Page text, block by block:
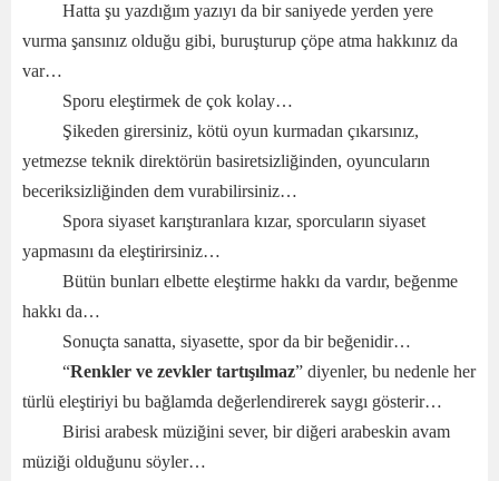
Hatta şu yazdığım yazıyı da bir saniyede yerden yere
vurma şansınız olduğu gibi, buruşturup çöpe atma hakkınız da
var…
Sporu eleştirmek de çok kolay…
Şikeden girersiniz, kötü oyun kurmadan çıkarsınız,
yetmezse teknik direktörün basiretsizliğinden, oyuncuların
beceriksizliğinden dem vurabilirsiniz…
Spora siyaset karıştıranlara kızar, sporcuların siyaset
yapmasını da eleştirirsiniz…
Bütün bunları elbette eleştirme hakkı da vardır, beğenme
hakkı da…
Sonuçta sanatta, siyasette, spor da bir beğenidir…
“Renkler ve zevkler tartışılmaz” diyenler, bu nedenle her
türlü eleştiriyi bu bağlamda değerlendirerek saygı gösterir…
Birisi arabesk müziğini sever, bir diğeri arabeskin avam
müziği olduğunu söyler…